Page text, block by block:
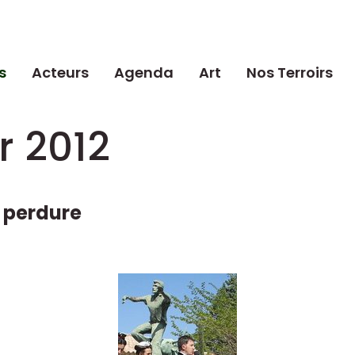
Acteurs Agenda Art Nos Terroirs
2012
perdure